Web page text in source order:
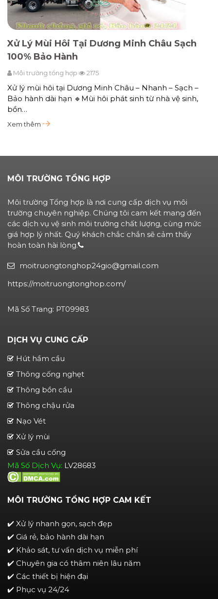
Xử Lý Mùi Hôi Tại Dương Minh Châu Sạch
100% Bảo Hành
Môi trường tổng hợp 2175
Xử lý mùi hôi tại Dương Minh Châu – Nhanh – Sạch –
Bảo hành dài hạn 🔹Mùi hôi phát sinh từ nhà vệ sinh,
bồn…
Xem thêm
MÔI TRƯỜNG TỔNG HỢP
Môi trường Tổng hợp là nơi cung cấp dịch vụ môi
trường chuyên nghiệp. Chúng tôi cam kết mang đến
các dịch vụ vệ sinh môi trường chất lượng, cùng mức
giá hợp lý nhất. Quý khách chắc chắn sẽ cảm thấy
hoàn toàn hài lòng.
moitruongtonghop24gio@gmail.com
https://moitruongtonghop.com/
Mã Số Trang: PT09983
DỊCH VỤ CUNG CẤP
Hút hầm cầu
Thông cống nghẹt
Thông bồn cầu
Thông chậu rửa
Nạo Vét
Xử lý mùi
Sửa cầu cống
Mã Số Dịch Vụ: LV28683
MÔI TRƯỜNG TỔNG HỢP CAM KẾT
✔️ Xử lý nhanh gọn, sạch đẹp
✔️ Giá rẻ, bảo hành dài hạn
✔️ Khảo sát, tư vấn dịch vụ miễn phí
✔️ Chuyên gia có thâm niên lâu năm
✔️ Các thiết bị hiện đại
✔️ Phục vụ 24/24